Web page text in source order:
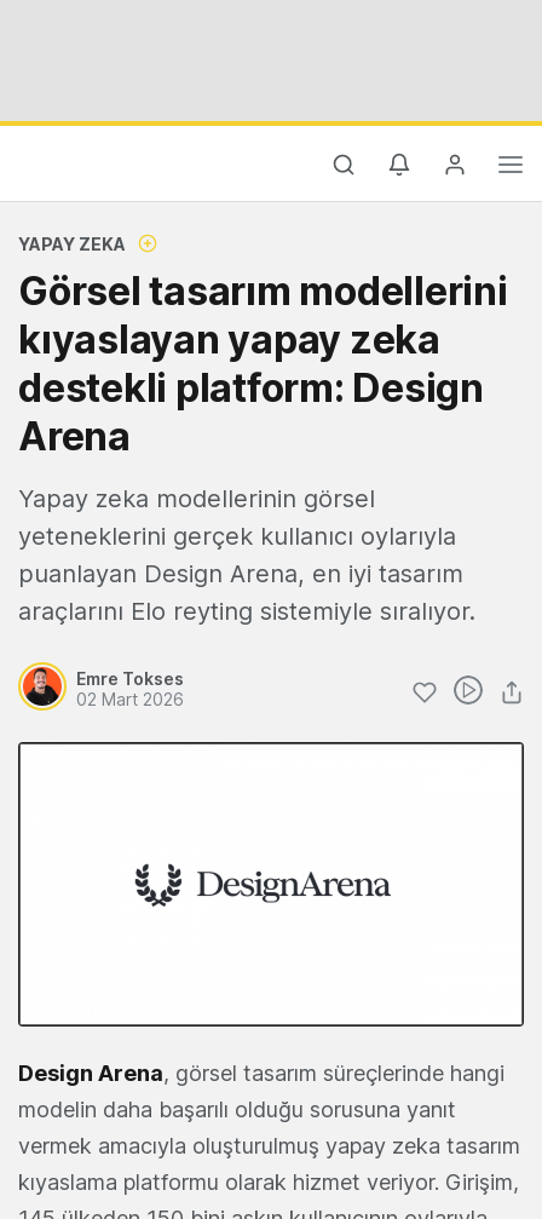
YAPAY ZEKA
Görsel tasarım modellerini
kıyaslayan yapay zeka
destekli platform: Design
Arena
Yapay zeka modellerinin görsel
yeteneklerini gerçek kullanıcı oylarıyla
puanlayan Design Arena, en iyi tasarım
araçlarını Elo reyting sistemiyle sıralıyor.
Emre Tokses
02 Mart 2026
Design Arena, görsel tasarım süreçlerinde hangi
modelin daha başarılı olduğu sorusuna yanıt
vermek amacıyla oluşturulmuş yapay zeka tasarım
kıyaslama platformu olarak hizmet veriyor. Girişim,